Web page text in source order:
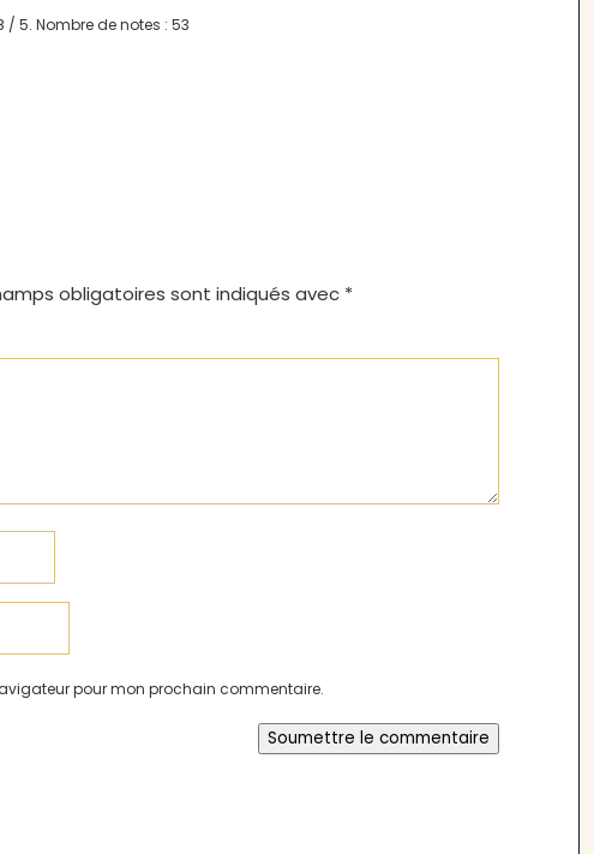
/ 5. Nombre de notes :53
obligatoires sont indiqués avec *
pour mon prochain commentaire.
Soumettre le commentaire